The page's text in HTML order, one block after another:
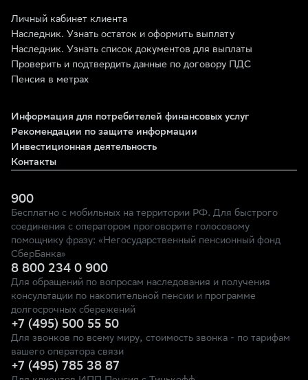
Личный кабинет клиента
Наследник. Узнать остаток и оформить выплату
Наследник. Узнать список документов для выплаты
Проверить и подтвердить данные по договору ПДС
Пенсия в метрах
Информация для потребителей финансовых услуг
Рекомендации по защите информации
Инвестиционная деятельность
Контакты
900
Бесплатно с мобильных на территории РФ. Для быстрого
соединения с оператором проговорите голосовому
помощнику фразу: «Негосударственный пенсионный фонд
СберБанка»
8 800 234 0 900
Для обращений по вопросам наследования и получения
консультации по накопительной пенсии и программе
долгосрочных сбережений
+7 (495) 500 55 50
Для звонков по всему миру, стоимость звонка - по тарифам
вашего оператора связи
+7 (495) 785 38 87